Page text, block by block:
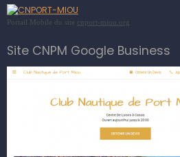
Portail Mobile du site cnport-miou.org
Site CNPM Google Business